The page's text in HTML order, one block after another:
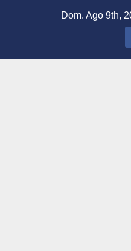
Dom. Ago 9th,